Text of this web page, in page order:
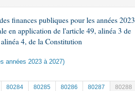
finances publiques pour les années 2023
en application de l'article 49, alinéa 3 de
4, de la Constitution
années 2023 à 2027)
80284 80285 80286 80287 80288